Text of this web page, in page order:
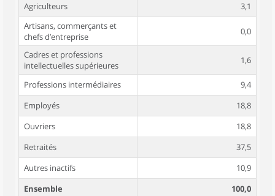
Agriculteurs
3,1
Artisans, commerçants et
chefs d’entreprise
0,0
Cadres et professions
intellectuelles supérieures
1,6
Professions intermédiaires
9,4
Employés
18,8
Ouvriers
18,8
Retraités
37,5
Autres inactifs
10,9
Ensemble
100,0